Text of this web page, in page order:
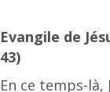
Evangile de
43)
En ce temps-là,